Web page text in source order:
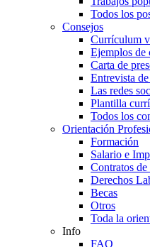
Todos los
Consejos
Currículum
Ejemplos de
Carta de
Entrevista
Las redes
Plantilla
Todos los
Orientación
Formación
Salario e
Contratos
Derechos
Becas
Otros
Toda la
Info
FAQ